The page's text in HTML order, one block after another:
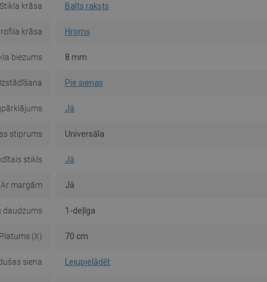
Stikla krāsa Balts raksts
krāsa Hroms
biezums 8 mm
Pie sienas
Jā
stiprums Universāla
stikls Jā
Ar margām Jā
daudzums 1-deļīga
Platums (X) 70 cm
siena Lejupielādēt